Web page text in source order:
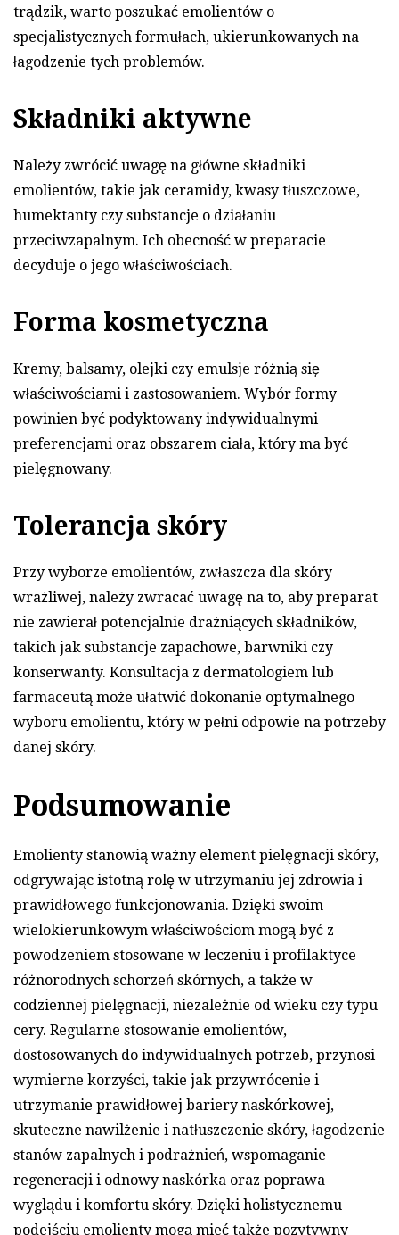
trądzik, warto poszukać emolientów o
specjalistycznych formułach, ukierunkowanych na
łagodzenie tych problemów.
Składniki aktywne
Należy zwrócić uwagę na główne składniki
emolientów, takie jak ceramidy, kwasy tłuszczowe,
humektanty czy substancje o działaniu
przeciwzapalnym. Ich obecność w preparacie
decyduje o jego właściwościach.
Forma kosmetyczna
Kremy, balsamy, olejki czy emulsje różnią się
właściwościami i zastosowaniem. Wybór formy
powinien być podyktowany indywidualnymi
preferencjami oraz obszarem ciała, który ma być
pielęgnowany.
Tolerancja skóry
Przy wyborze emolientów, zwłaszcza dla skóry
wrażliwej, należy zwracać uwagę na to, aby preparat
nie zawierał potencjalnie drażniących składników,
takich jak substancje zapachowe, barwniki czy
konserwanty. Konsultacja z dermatologiem lub
farmaceutą może ułatwić dokonanie optymalnego
wyboru emolientu, który w pełni odpowie na potrzeby
danej skóry.
Podsumowanie
Emolienty stanowią ważny element pielęgnacji skóry,
odgrywając istotną rolę w utrzymaniu jej zdrowia i
prawidłowego funkcjonowania. Dzięki swoim
wielokierunkowym właściwościom mogą być z
powodzeniem stosowane w leczeniu i profilaktyce
różnorodnych schorzeń skórnych, a także w
codziennej pielęgnacji, niezależnie od wieku czy typu
cery. Regularne stosowanie emolientów,
dostosowanych do indywidualnych potrzeb, przynosi
wymierne korzyści, takie jak przywrócenie i
utrzymanie prawidłowej bariery naskórkowej,
skuteczne nawilżenie i natłuszczenie skóry, łagodzenie
stanów zapalnych i podrażnień, wspomaganie
regeneracji i odnowy naskórka oraz poprawa
wyglądu i komfortu skóry. Dzięki holistycznemu
podejściu emolienty mogą mieć także pozytywny